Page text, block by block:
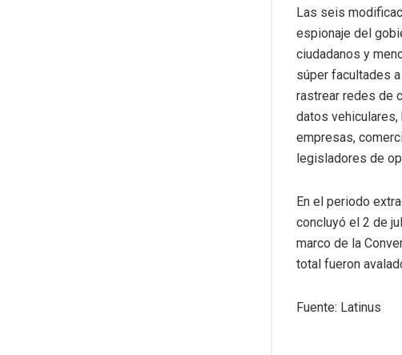
Las seis
espionaje del
ciudadanos y
súper facultades
rastrear redes de
datos
empresas,
legisladores de
En el periodo
concluyó el 2 de
marco de la
total fueron
Fuente: Latinus